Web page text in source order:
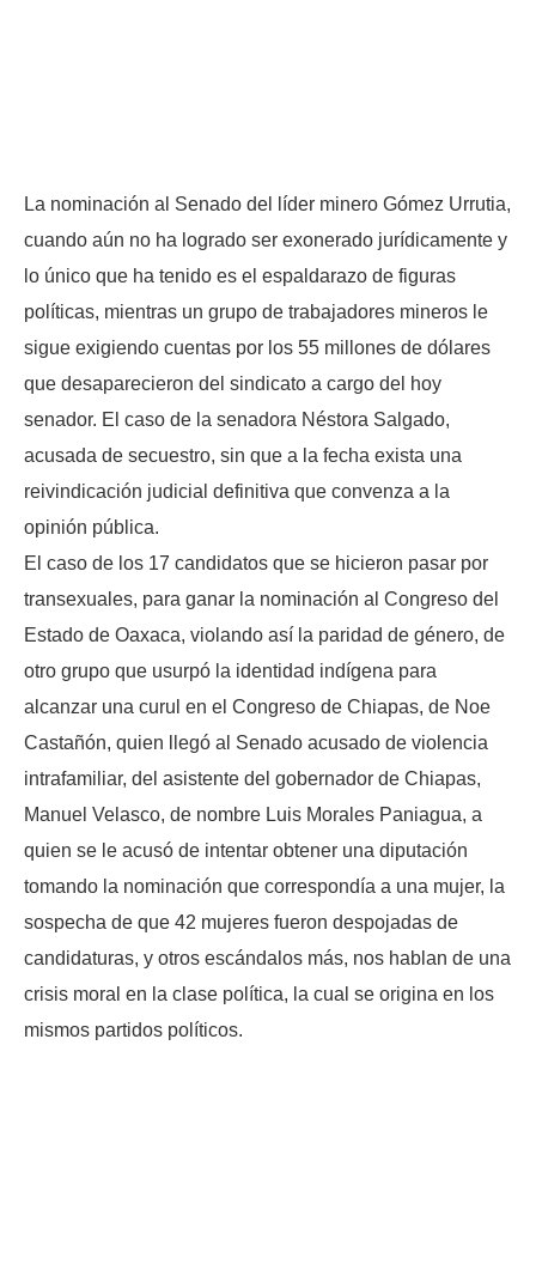
La nominación al Senado del líder minero Gómez Urrutia,
cuando aún no ha logrado ser exonerado jurídicamente y
lo único que ha tenido es el espaldarazo de figuras
políticas, mientras un grupo de trabajadores mineros le
sigue exigiendo cuentas por los 55 millones de dólares
que desaparecieron del sindicato a cargo del hoy
senador. El caso de la senadora Néstora Salgado,
acusada de secuestro, sin que a la fecha exista una
reivindicación judicial definitiva que convenza a la
opinión pública.
El caso de los 17 candidatos que se hicieron pasar por
transexuales, para ganar la nominación al Congreso del
Estado de Oaxaca, violando así la paridad de género, de
otro grupo que usurpó la identidad indígena para
alcanzar una curul en el Congreso de Chiapas, de Noe
Castañón, quien llegó al Senado acusado de violencia
intrafamiliar, del asistente del gobernador de Chiapas,
Manuel Velasco, de nombre Luis Morales Paniagua, a
quien se le acusó de intentar obtener una diputación
tomando la nominación que correspondía a una mujer, la
sospecha de que 42 mujeres fueron despojadas de
candidaturas, y otros escándalos más, nos hablan de una
crisis moral en la clase política, la cual se origina en los
mismos partidos políticos.